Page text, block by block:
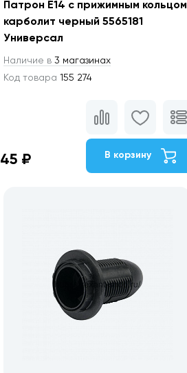
Патрон Е14 с прижимным кольцом
карболит черный 5565181
Универсал
Наличие в 3 магазинах
Код товара 155 274
45 ₽ В корзину